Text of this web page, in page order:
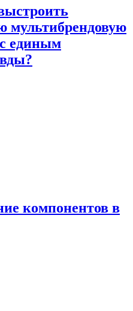
мультибрендовую
единым
компонентов в